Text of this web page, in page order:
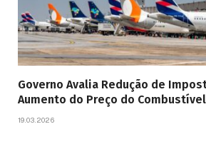
Governo Avalia Redução de
Aumento do Preço do
19.03.2026